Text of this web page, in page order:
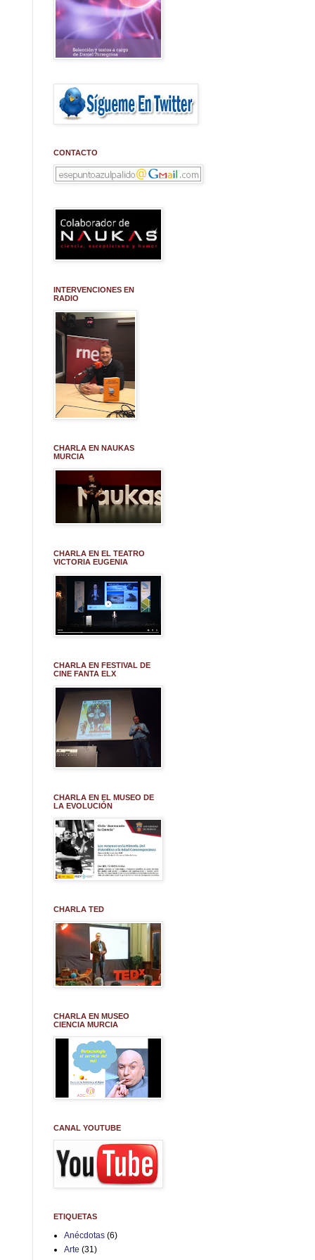
CONTACTO
INTERVENCIONES EN
RADIO
CHARLA EN NAUKAS
MURCIA
CHARLA EN EL TEATRO
VICTORIA EUGENIA
CHARLA EN FESTIVAL DE
CINE FANTA ELX
CHARLA EN EL MUSEO DE
LA EVOLUCIÓN
CHARLA TED
CHARLA EN MUSEO
CIENCIA MURCIA
CANAL YOUTUBE
ETIQUETAS
Anécdotas (6)
Arte (31)